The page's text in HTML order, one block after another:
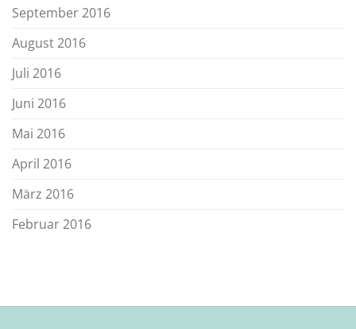
September 2016
August 2016
Juli 2016
Juni 2016
Mai 2016
April 2016
März 2016
Februar 2016